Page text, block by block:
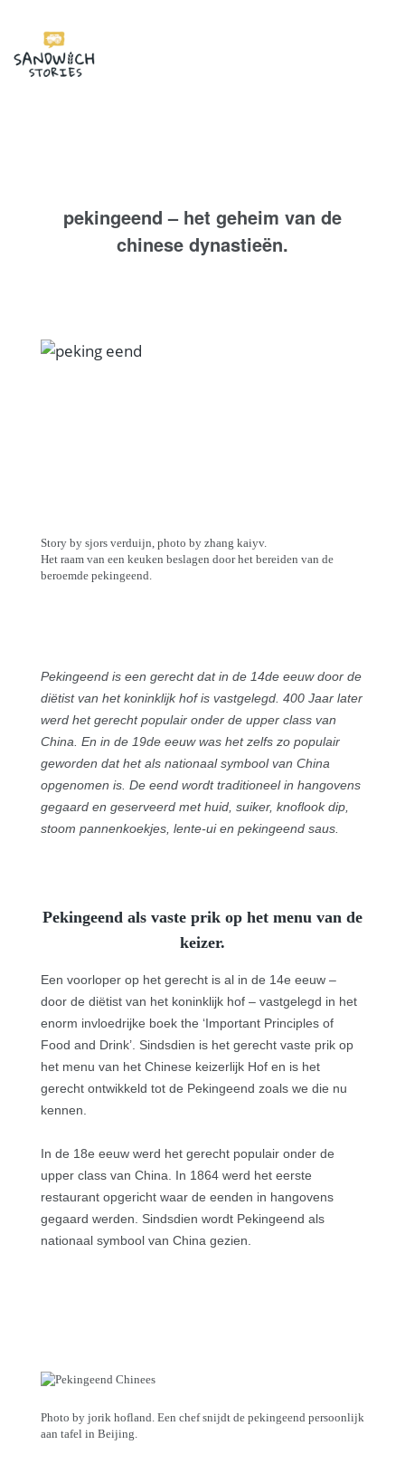
I'm looking for
Show me the
pekingeend – het geheim van de
chinese dynastieën.
Story by sjors verduijn, photo by zhang kaiyv.
Het raam van een keuken beslagen door het bereiden van de
beroemde pekingeend.
Pekingeend is een gerecht dat in de 14de eeuw door de
diëtist van het koninklijk hof is vastgelegd. 400 Jaar later
werd het gerecht populair onder de upper class van
China. En in de 19de eeuw was het zelfs zo populair
geworden dat het als nationaal symbool van China
opgenomen is. De eend wordt traditioneel in hangovens
gegaard en geserveerd met huid, suiker, knoflook dip,
stoom pannenkoekjes, lente-ui en pekingeend saus.
Pekingeend als vaste prik op het menu van de
keizer.
Een voorloper op het gerecht is al in de 14e eeuw –
door de diëtist van het koninklijk hof – vastgelegd in het
enorm invloedrijke boek the ‘Important Principles of
Food and Drink’. Sindsdien is het gerecht vaste prik op
het menu van het Chinese keizerlijk Hof en is het
gerecht ontwikkeld tot de Pekingeend zoals we die nu
kennen.
In de 18e eeuw werd het gerecht populair onder de
upper class van China. In 1864 werd het eerste
restaurant opgericht waar de eenden in hangovens
gegaard werden. Sindsdien wordt Pekingeend als
nationaal symbool van China gezien.
Photo by jorik hofland. Een chef snijdt de pekingeend persoonlijk
aan tafel in Beijing.